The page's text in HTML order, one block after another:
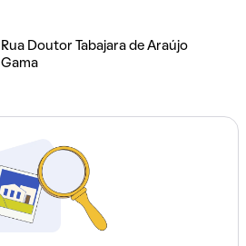
Rua Doutor Tabajara de Araújo
Gama